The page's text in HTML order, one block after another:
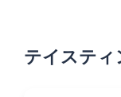
テイスティ